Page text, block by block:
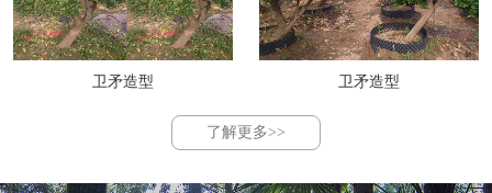
卫矛造型 卫矛造型
了解更多>>